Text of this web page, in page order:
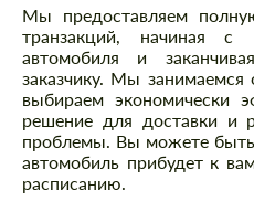
Мы предоставляем
транзакций, начиная с
автомобиля и
заказчику. Мы
выбираем экономически
решение для доставки и
проблемы. Вы можете
автомобиль прибудет к
расписанию.